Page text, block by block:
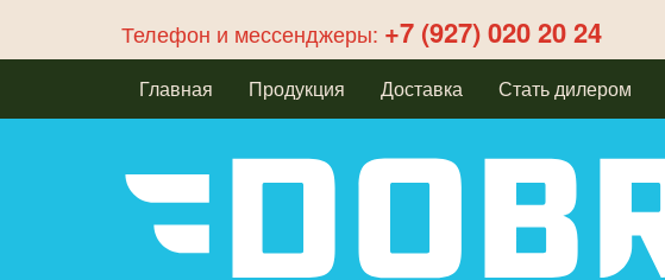
Телефон и мессенджеры: +7 (927) 020 20 24
Главная Продукция Доставка Стать дилером